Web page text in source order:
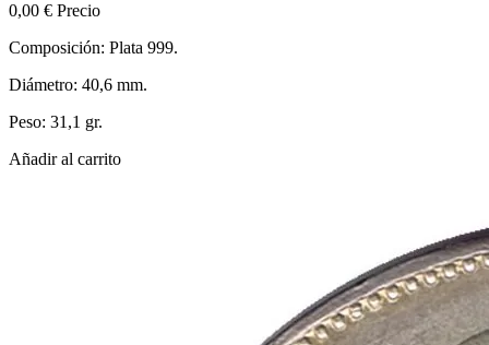
0,00 € Precio
Composición: Plata 999.
Diámetro: 40,6 mm.
Peso: 31,1 gr.
Añadir al carrito